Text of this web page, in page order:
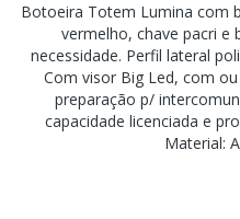
Botoeira Totem Lumina com
vermelho, chave pacri e
necessidade. Perfil lateral
Com visor Big Led, com
preparação p/
capacidade licenciada e
Material: